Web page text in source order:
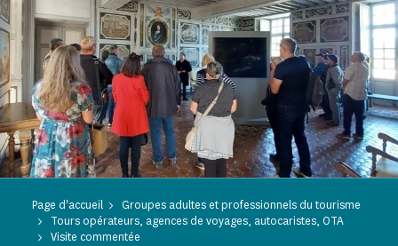
Page d'accueil
Groupes adultes et professionnels du tourisme
Tours opérateurs, agences de voyages, autocaristes, OTA
Visite commentée